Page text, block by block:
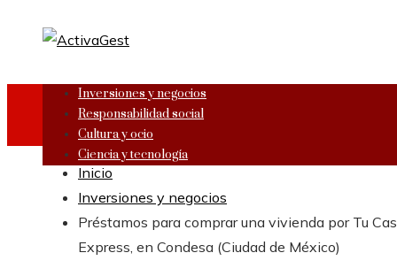
Inversiones y negocios
Responsabilidad social
Cultura y ocio
Ciencia y tecnología
Inicio
Inversiones y negocios
Préstamos para comprar una vivienda por Tu
Express, en Condesa (Ciudad de México)